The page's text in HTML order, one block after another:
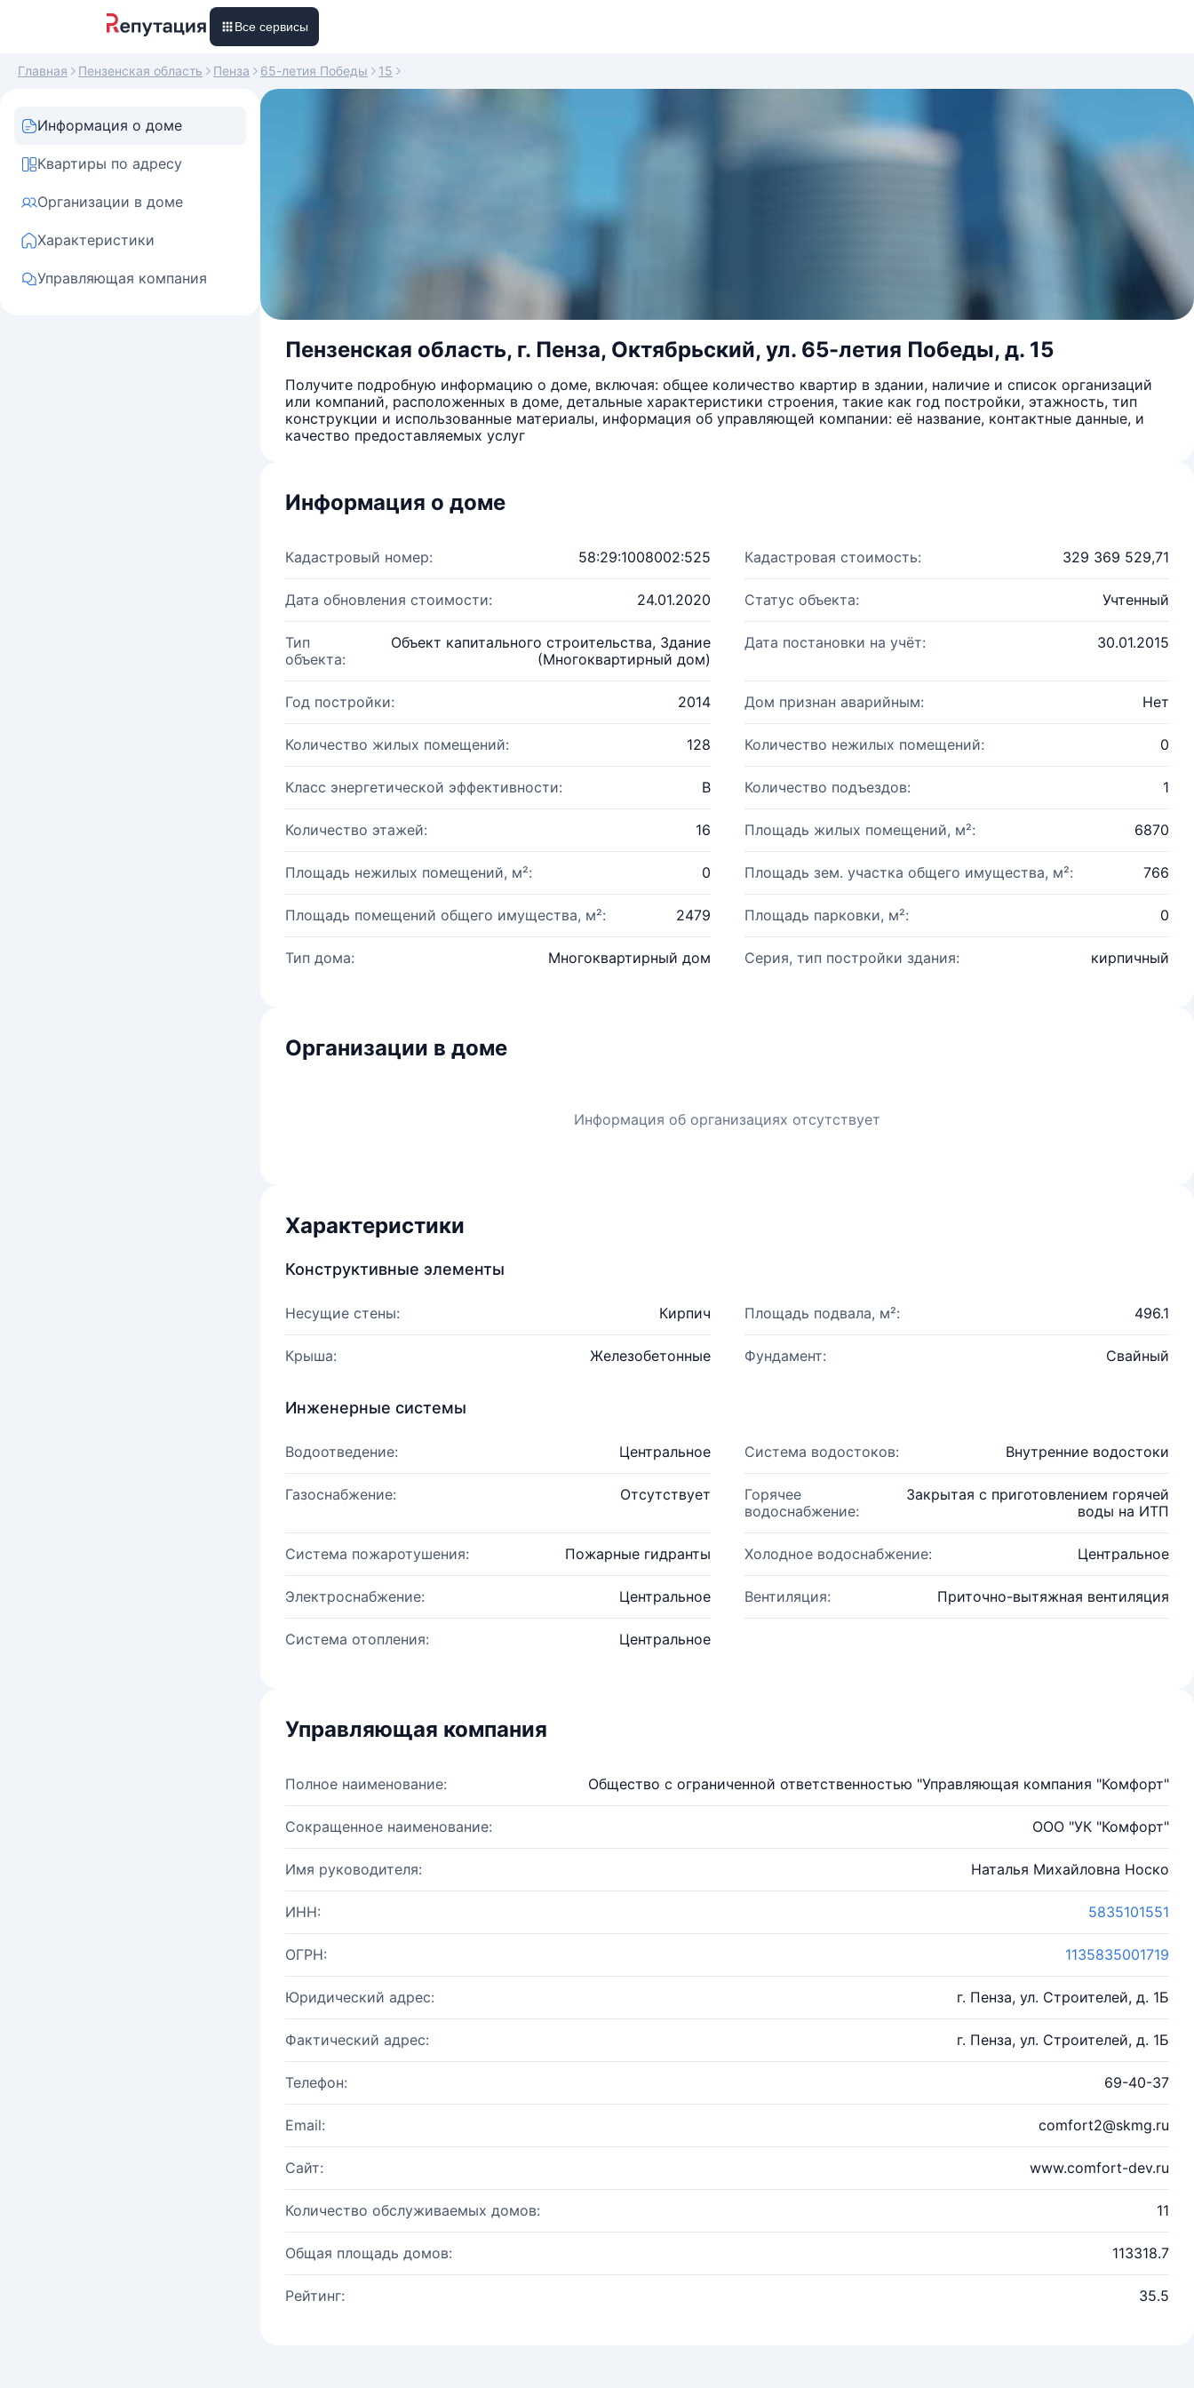
Все сервисы
Главная Пензенская область Пенза 65-летия Победы 15
Информация о доме
Квартиры по адресу
Организации в доме
Характеристики
Управляющая компания
Пензенская область, г. Пенза, Октябрьский, ул. 65-летия Победы, д. 15
Получите подробную информацию о доме, включая: общее количество квартир в здании, наличие и список организаций
или компаний, расположенных в доме, детальные характеристики строения, такие как год постройки, этажность, тип
конструкции и использованные материалы, информация об управляющей компании: её название, контактные данные, и
качество предоставляемых услуг
Информация о доме
Кадастровый номер: 58:29:1008002:525 Кадастровая стоимость: 329 369 529,71
Дата обновления стоимости: 24.01.2020 Статус объекта: Учтенный
Тип
объекта:
Объект капитального строительства, Здание
(Многоквартирный дом)
Дата постановки на учёт: 30.01.2015
Год постройки: 2014 Дом признан аварийным: Нет
Количество жилых помещений: 128 Количество нежилых помещений: 0
Класс энергетической эффективности: B Количество подъездов: 1
Количество этажей: 16 Площадь жилых помещений, м²: 6870
Площадь нежилых помещений, м²: 0 Площадь зем. участка общего имущества, м²: 766
Площадь помещений общего имущества, м²: 2479 Площадь парковки, м²: 0
Тип дома: Многоквартирный дом Серия, тип постройки здания: кирпичный
Организации в доме
Информация об организациях отсутствует
Характеристики
Конструктивные элементы
Несущие стены: Кирпич Площадь подвала, м²: 496.1
Крыша: Железобетонные Фундамент: Свайный
Инженерные системы
Водоотведение: Центральное Система водостоков: Внутренние водостоки
Газоснабжение: Отсутствует
Горячее
водоснабжение:
Закрытая с приготовлением горячей
воды на ИТП
Система пожаротушения: Пожарные гидранты Холодное водоснабжение: Центральное
Электроснабжение: Центральное Вентиляция: Приточно-вытяжная вентиляция
Система отопления: Центральное
Управляющая компания
Полное наименование: Общество с ограниченной ответственностью "Управляющая компания "Комфорт"
Сокращенное наименование: ООО "УК "Комфорт"
Имя руководителя: Наталья Михайловна Носко
ИНН: 5835101551
ОГРН: 1135835001719
Юридический адрес: г. Пенза, ул. Строителей, д. 1Б
Фактический адрес: г. Пенза, ул. Строителей, д. 1Б
Телефон: 69-40-37
Email: comfort2@skmg.ru
Сайт: www.comfort-dev.ru
Количество обслуживаемых домов: 11
Общая площадь домов: 113318.7
Рейтинг: 35.5